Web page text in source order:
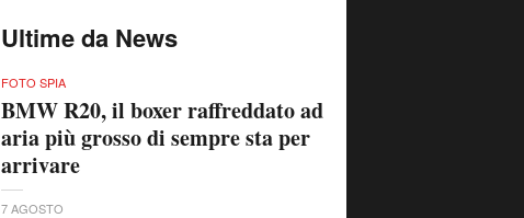
Ultime da News
FOTO SPIA
BMW R20, il boxer raffreddato ad
aria più grosso di sempre sta per
arrivare
7 AGOSTO